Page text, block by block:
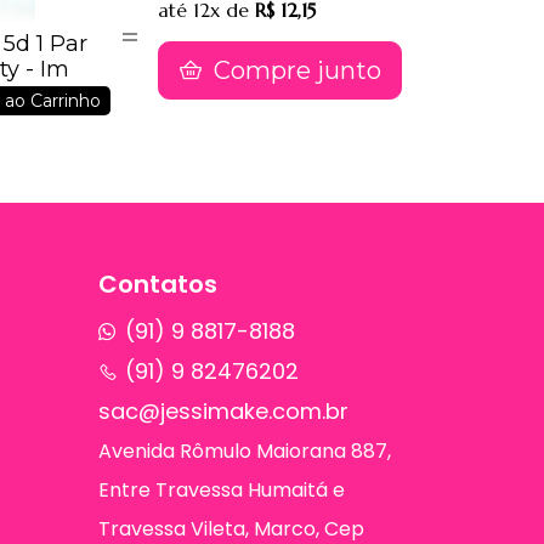
1 Par
- Im
Carrinho
até 12x de R$ 12,15
Compre junto
Contatos
(91) 9 8817-8188
(91) 9 82476202
sac@jessimake.com.br
Avenida Rômulo Maiorana 887,
Entre Travessa Humaitá e
Travessa Vileta, Marco, Cep